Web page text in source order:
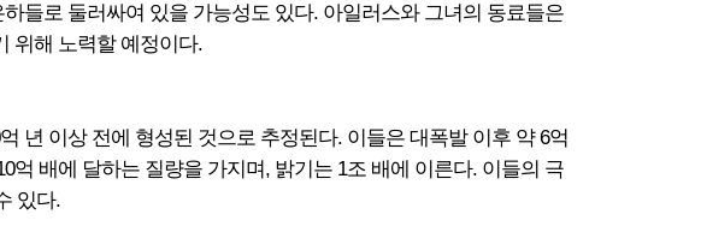
들로 둘러싸여 있을 가능성도 있다. 아일러스와 그녀의 동료들은
위해 노력할 예정이다.
년 이상 전에 형성된 것으로 추정된다. 이들은 대폭발 이후 약 6억
배에 달하는 질량을 가지며, 밝기는 1조 배에 이른다. 이들의 극
있다.